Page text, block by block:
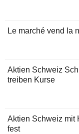
Le marché vend la
Aktien Schweiz
treiben Kurse
Aktien Schweiz mit
fest